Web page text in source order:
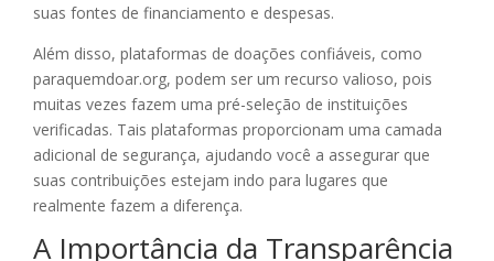
suas fontes de financiamento e despesas.
Além disso, plataformas de doações confiáveis, como
paraquemdoar.org, podem ser um recurso valioso, pois
muitas vezes fazem uma pré-seleção de instituições
verificadas. Tais plataformas proporcionam uma camada
adicional de segurança, ajudando você a assegurar que
suas contribuições estejam indo para lugares que
realmente fazem a diferença.
A Importância da Transparência